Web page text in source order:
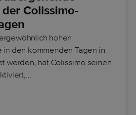
Colissimo-
hohen
in den kommenden Tagen in
werden, hat Colissimo seinen
,…